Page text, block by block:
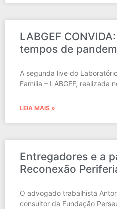
LABGEF
tempos de
A segunda live do
Família – LABGEF, realizada
LEIA MAIS »
Entregadores e a
Reconexão
O advogado trabalhista
consultor da Fundação